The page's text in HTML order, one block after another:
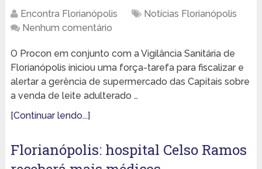
Encontra Florianópolis
Notícias Florianópolis
Nenhum comentário
O Procon em conjunto com a Vigilância Sanitária de
Florianópolis iniciou uma força-tarefa para fiscalizar e
alertar a gerência de supermercado das Capitais sobre
a venda de leite adulterado …
[Continuar lendo...]
Florianópolis: hospital Celso Ramos